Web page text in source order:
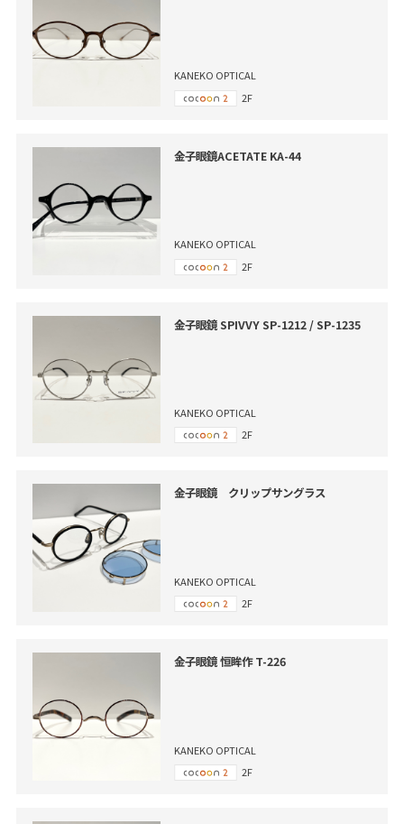
KANEKO OPTICAL
2F
金子眼鏡ACETATE KA-44
KANEKO OPTICAL
2F
金子眼鏡 SPIVVY SP-1212 / SP-1235
KANEKO OPTICAL
2F
金子眼鏡 クリップサングラス
KANEKO OPTICAL
2F
金子眼鏡 恒眸作 T-226
KANEKO OPTICAL
2F